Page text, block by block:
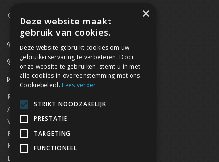
Westpoort 37B,
2070 Zwijndrecht
0800/61 667 (24/7 bereikbaar)
03/369.60.29
info@waterdicht-vochtbestrijding.be
Regionaal contact
Antwerpen
03/369.60.29
Vlaams Brabant & Brussel
Brugge
Kortrijk
Limburg
×
Deze website maakt
gebruik van cookies.
Deze website gebruikt cookies om uw
gebruikerservaring te verbeteren. Door
onze website te gebruiken, stemt u in met
alle cookies in overeenstemming met ons
Cookiebeleid. Lees verder
STRIKT NOODZAKELIJK
PRESTATIE
TARGETING
FUNCTIONEEL